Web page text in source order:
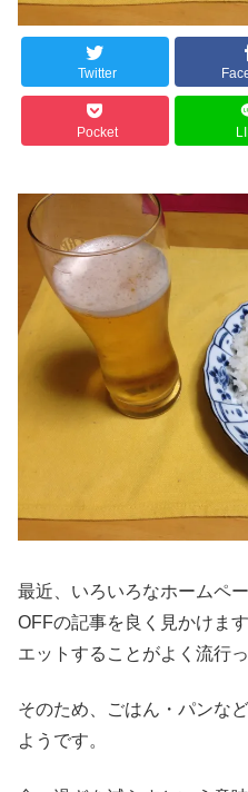
Twitter
Pocket
最近、いろいろなホームペ
OFFの記事を良く見かけま
エットすることがよく流行
そのため、ごはん・パンな
ようです。